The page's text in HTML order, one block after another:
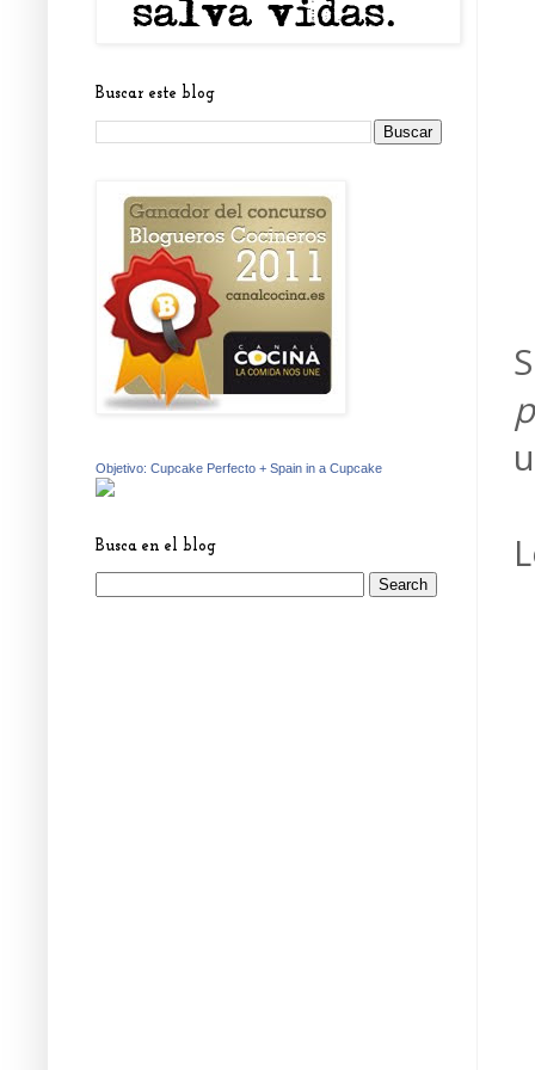
Buscar este blog
Objetivo: Cupcake Perfecto + Spain in a Cupcake
Busca en el blog